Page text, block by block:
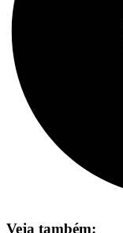
Veja também: